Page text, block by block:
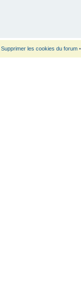
Supprimer les cookies du forum